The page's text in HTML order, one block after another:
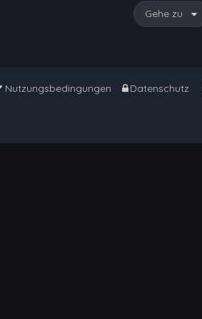
Gehe zu
Datenschutz
Nutzungsbedingungen